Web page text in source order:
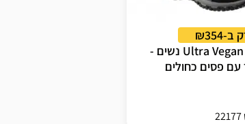
ב-₪354
נעלי Ultra Vegan נשים -
עם פסים כחולים